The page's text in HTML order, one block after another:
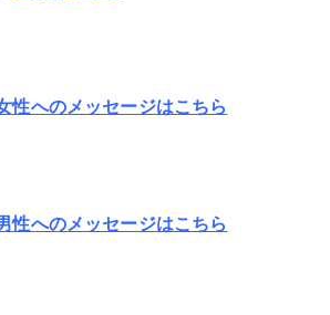
性へのメッセージはこちら
性へのメッセージはこちら